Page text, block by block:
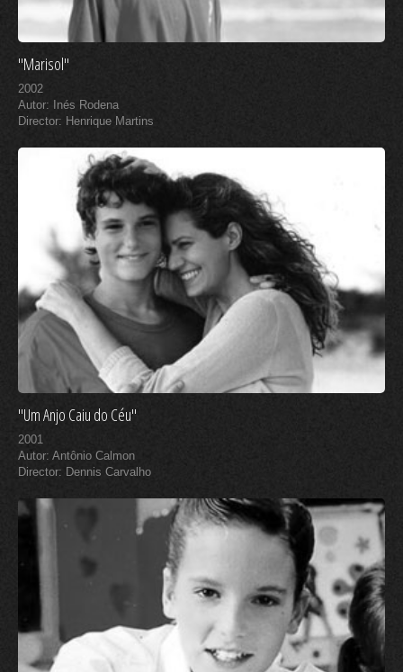
"Marisol"
2002
Autor: Inés Rodena
Director: Henrique Martins
"Um Anjo Caiu do Céu"
2001
Autor: Antônio Calmon
Director: Dennis Carvalho